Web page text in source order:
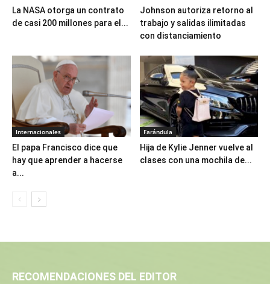
La NASA otorga un contrato
de casi 200 millones para el...
Johnson autoriza retorno al
trabajo y salidas ilimitadas
con distanciamiento
Internacionales
El papa Francisco dice que
hay que aprender a hacerse
a...
Farándula
Hija de Kylie Jenner vuelve al
clases con una mochila de...
RECOMENDACIONES DEL EDITOR